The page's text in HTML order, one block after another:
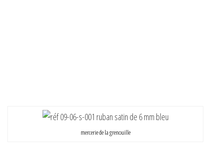
mercerie de la grenouille